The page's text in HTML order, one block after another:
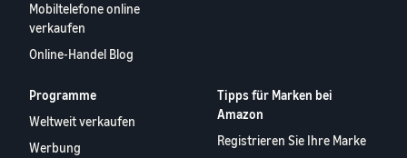
Mobiltelefone online
verkaufen
Online-Handel Blog
Programme
Weltweit verkaufen
Werbung
Tipps für Marken bei
Amazon
Registrieren Sie Ihre Marke